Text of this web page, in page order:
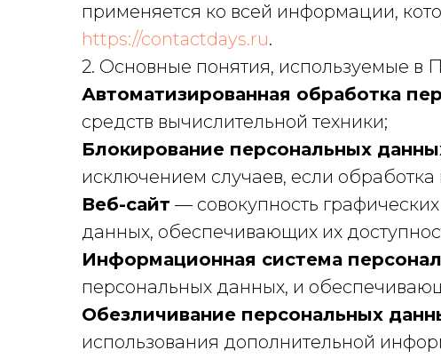
применяется ко всей информации,
https://contactdays.ru.
2. Основные понятия, используемые в
Автоматизированная обработка
средств вычислительной техники;
Блокирование персональных
исключением случаев, если
Веб-сайт — совокупность
данных, обеспечивающих их
Информационная система
персональных данных, и
Обезличивание персональных
использования дополнительной